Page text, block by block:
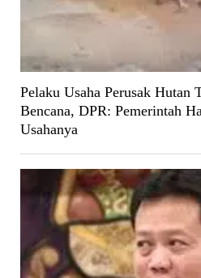
Pelaku Usaha Perusak Hutan
Bencana, DPR: Pemerintah
Usahanya